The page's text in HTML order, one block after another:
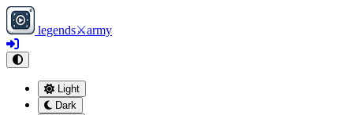
legends⚔army
Light
Dark